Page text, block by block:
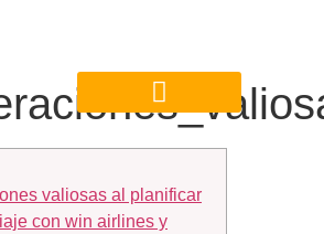
valiosas al planificar
con win airlines y